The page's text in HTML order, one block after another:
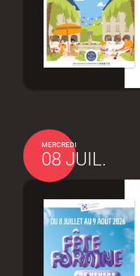
MERCREDI
08 JUIL.